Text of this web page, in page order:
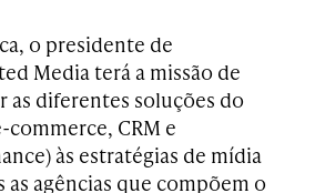
o presidente de
Media terá a missão de
as diferentes soluções do
commerce, CRM e
às estratégias de mídia
as agências que compõem o